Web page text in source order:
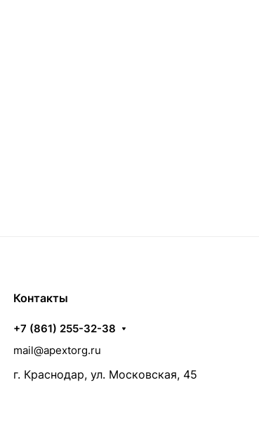
Контакты
+7 (861) 255-32-38
mail@apextorg.ru
г. Краснодар, ул. Московская, 45